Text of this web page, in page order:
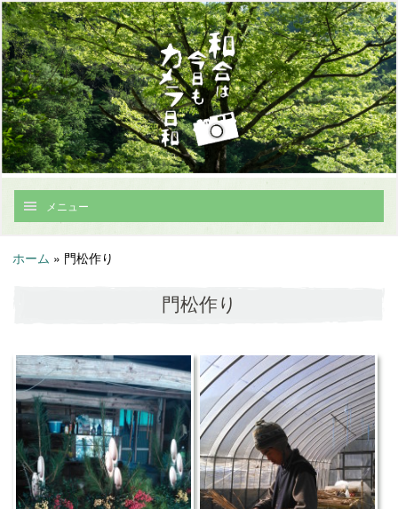
メニュー
ホーム » 門松作り
門松作り